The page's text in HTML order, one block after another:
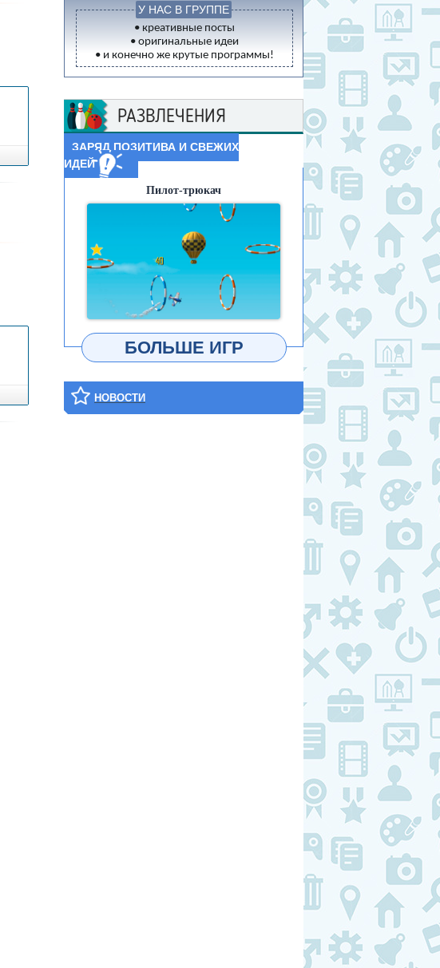
У НАС В ГРУППЕ
• креативные посты
• оригинальные идеи
• и конечно же крутые программы!
РАЗВЛЕЧЕНИЯ
ЗАРЯД ПОЗИТИВА И СВЕЖИХ
ИДЕЙ
Пилот-трюкач
ИГРАТЬ
БОЛЬШЕ ИГР
НОВОСТИ